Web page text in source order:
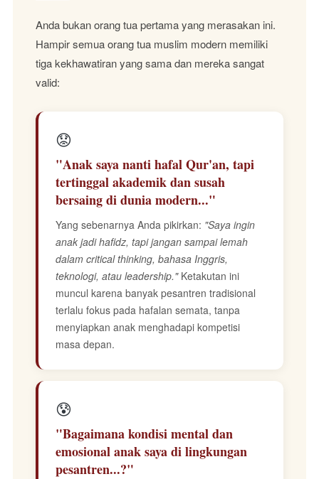
Anda bukan orang tua pertama yang merasakan ini.
Hampir semua orang tua muslim modern memiliki
tiga kekhawatiran yang sama dan mereka sangat
valid:
😟
"Anak saya nanti hafal Qur'an, tapi
tertinggal akademik dan susah
bersaing di dunia modern..."
Yang sebenarnya Anda pikirkan: "Saya ingin
anak jadi hafidz, tapi jangan sampai lemah
dalam critical thinking, bahasa Inggris,
teknologi, atau leadership."Ketakutan ini
muncul karena banyak pesantren tradisional
terlalu fokus pada hafalan semata, tanpa
menyiapkan anak menghadapi kompetisi
masa depan.
😰
"Bagaimana kondisi mental dan
emosional anak saya di lingkungan
pesantren...?"